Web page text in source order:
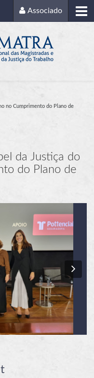
Associado
no Cumprimento do Plano de
da Justiça do
do Plano de